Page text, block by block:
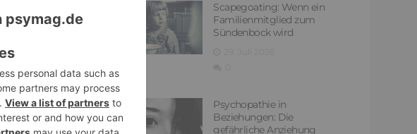
Scapegoating: Wenn ein
Familienmitglied zum
Sündenbock wird
Psychopathie in
Beziehungen: Die
gefährliche Anziehung